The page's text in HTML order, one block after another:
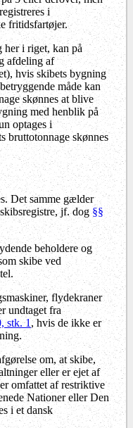
i
fritidsfartøjer.
her i riget, kan på
afdeling af
hvis skibets bygning
måde kan
skønnes at blive
med henblik på
optages i
bruttotonnage skønnes
Det samme gælder
jf. dog§§
beholdere og
skibe ved
flydekraner
undtaget fra
stk. 1 , hvis de ikke er
om, at skibe,
eller er ejet af
omfattet af restriktive
Nationer eller Den
i et dansk